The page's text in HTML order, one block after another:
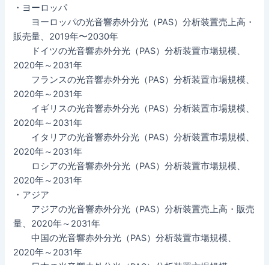
・ヨーロッパ
ヨーロッパの光音響赤外分光（PAS）分析装置売上高・
販売量、2019年〜2030年
ドイツの光音響赤外分光（PAS）分析装置市場規模、
2020年～2031年
フランスの光音響赤外分光（PAS）分析装置市場規模、
2020年～2031年
イギリスの光音響赤外分光（PAS）分析装置市場規模、
2020年～2031年
イタリアの光音響赤外分光（PAS）分析装置市場規模、
2020年～2031年
ロシアの光音響赤外分光（PAS）分析装置市場規模、
2020年～2031年
・アジア
アジアの光音響赤外分光（PAS）分析装置売上高・販売
量、2020年～2031年
中国の光音響赤外分光（PAS）分析装置市場規模、
2020年～2031年